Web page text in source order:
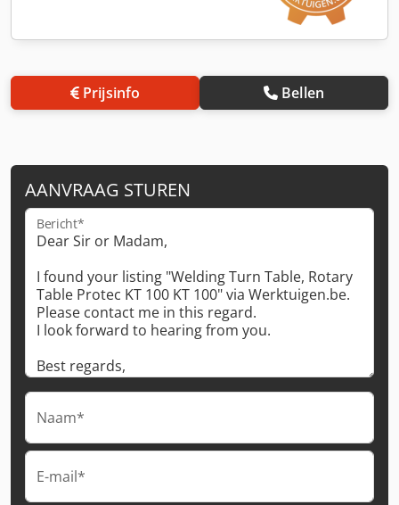
Prijsinfo Bellen
AANVRAAG STUREN
Bericht*
Naam*
E-mail*